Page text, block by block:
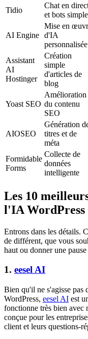
Tidio
Chat en
et bots
AI Engine
Mise en
d'IA
personnalisée
Assistant
AI
Hostinger
Création
simple
d'articles de
blog
Yoast SEO
Amélioration
du contenu
SEO
AIOSEO
Génération
titres et de
méta
Formidable
Forms
Collecte de
données
intelligente
Les 10
l'IA WordPress
Entrons dans les détails.
de différent, que vous
haut ou donner une
1. eesel AI
Bien qu'il ne s'agisse
WordPress, eesel AI est
fonctionne très bien avec
conçue pour les
client et leurs questions-